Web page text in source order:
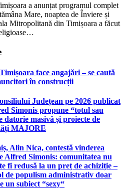
a anunțat programul complet
Mare, noaptea de Înviere și
Mitropolitană din Timișoara a făcut
face angajări – se caută
în construcții
Județean pe 2026 publicat
Simonis propune “totul sau
datorie masivă și proiecte de
MAJORE
Alin Nica, contestă vinderea
Alfred Simonis: comunitatea nu
fi redusă la un preț de achiziție –
de populism administrativ doar
un subiect “sexy“